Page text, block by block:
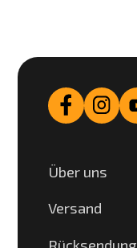
Über uns
Versand